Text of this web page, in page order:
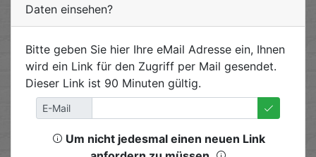
Daten einsehen?
Bitte geben Sie hier Ihre eMail Adresse ein, Ihnen
wird ein Link für den Zugriff per Mail gesendet.
Dieser Link ist 90 Minuten gültig.
E-Mail
Um nicht jedesmal einen neuen Link